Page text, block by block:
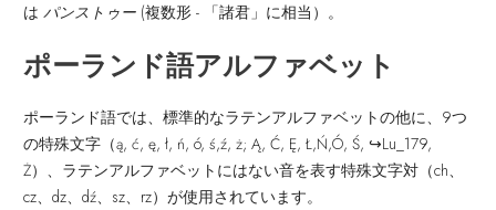
はパンストゥー (複数形 - 「諸君」に相当）。
ポーランド語アルファベット
ポーランド語では、標準的なラテンアルファベットの他に、9つ
の特殊文字（ą, ć, ę, ł, ń, ó, ś,ź, ż; Ą, Ć, Ę, Ł,Ń,Ó, Ś, ↪Lu_179,
Ż）、ラテンアルファベットにはない音を表す特殊文字対（ch、
cz、dz、dź、sz、rz）が使用されています。